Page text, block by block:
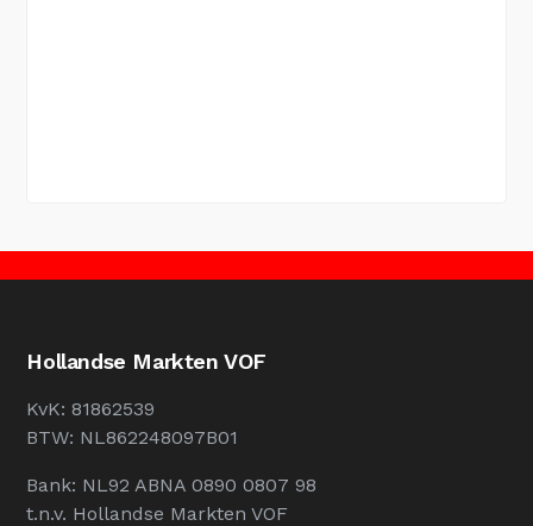
Hollandse Markten VOF
KvK: 81862539
BTW: NL862248097B01
Bank: NL92 ABNA 0890 0807 98
t.n.v. Hollandse Markten VOF